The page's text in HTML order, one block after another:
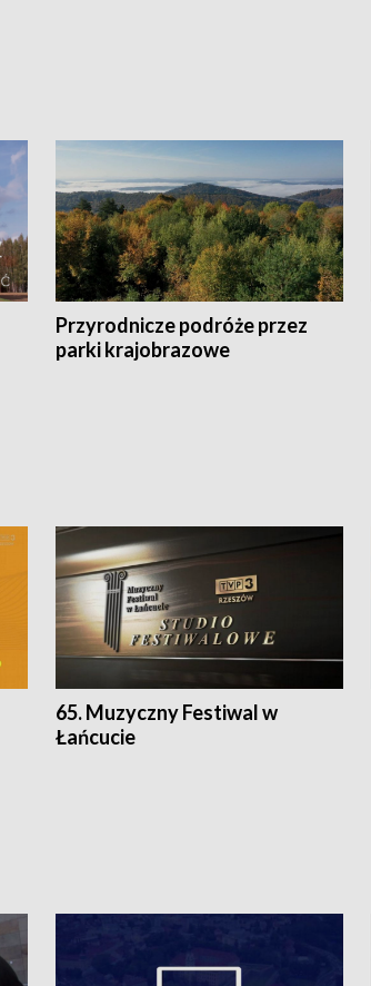
Przyrodnicze podróże przez
parki krajobrazowe
65. Muzyczny Festiwal w
Łańcucie